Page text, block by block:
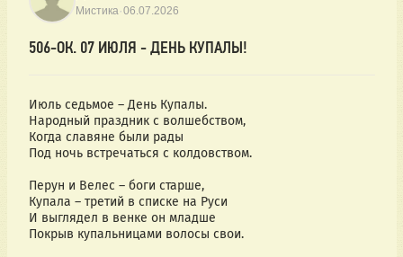
Мистика·06.07.2026
506-ОК. 07 ИЮЛЯ - ДЕНЬ КУПАЛЫ!
Июль седьмое – День Купалы.
Народный праздник с волшебством,
Когда славяне были рады
Под ночь встречаться с колдовством.
Перун и Велес – боги старше,
Купала – третий в списке на Руси
И выглядел в венке он младше
Покрыв купальницами волосы свои.